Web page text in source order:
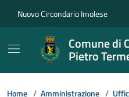
Nuovo Circondario Imolese
Comune di
Pietro
Home / Amministrazione /